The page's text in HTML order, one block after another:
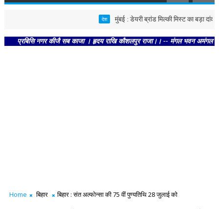
मुंबई : डेयरी ब्रांड मिल्की मिस्ट का बड़ा दांव! 11
नगर कीजै सब काजा । हृदय राखि कौशलपुर राजा।। -- मंगल भवन अमंगल हारी।
Home बिहार बिहार : संत अल्फोन्सा की 75 वीं पुण्यतिथि 28 जुलाई को